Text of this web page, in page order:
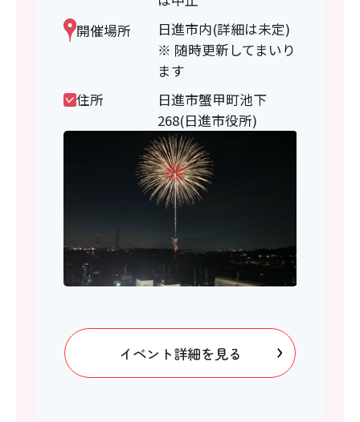
開催場所
日進市内(詳細は未定)
※ 随時更新してまいり
ます
住所
日進市蟹甲町池下
268(日進市役所)
イベント詳細を見る